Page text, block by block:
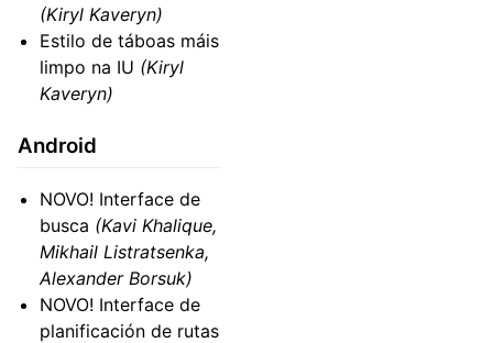
(Kiryl Kaveryn)
Estilo de táboas máis
limpo na IU (Kiryl
Kaveryn)
Android
NOVO! Interface de
busca (Kavi Khalique,
Mikhail Listratsenka,
Alexander Borsuk)
NOVO! Interface de
planificación de rutas